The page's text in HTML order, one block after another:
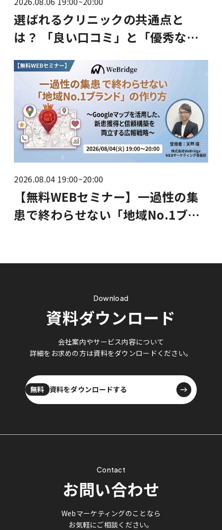
選ばれるクリニックの共通点と
は？ 「良い口コミ」と「優秀な求
人】MEO自動化アプローチ
2026.08.04 19:00~20:00
【無料WEBセミナー】一過性の集
患で終わらせない「地域No.1ブラ
両立する広報戦略〜
Download
資料ダウンロード
会社案内やサービス内容について
詳細をお求めの方は資料をダウンロードください。
無料
資料をダウンロードする
資料をダウンロードする
Contact
お問い合わせ
Webマーケティングのことなら
お気軽にご相談ください。